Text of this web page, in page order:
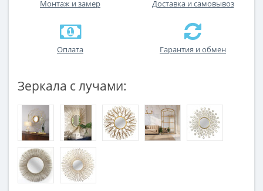
Монтаж и замер Доставка и самовывоз
Оплата Гарантия и обмен
Зеркала с лучами: